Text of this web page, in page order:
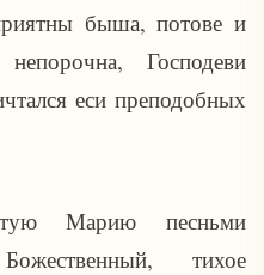
быша, потове и
Господеви
еси преподобных
Марию песньми
тихое